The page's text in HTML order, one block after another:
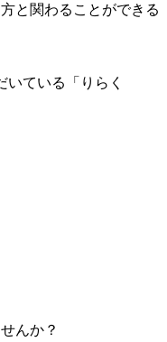
と関わることができる
いている「りらく
んか？